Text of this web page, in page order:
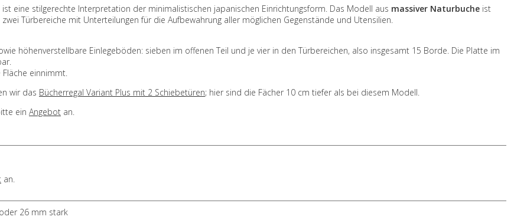
ist eine stilgerechte Interpretation der minimalistischen japanischen Einrichtungsform. Das Modell aus massiver Naturbuche ist
Türbereiche mit Unterteilungen für die Aufbewahrung aller möglichen Gegenstände und Utensilien.
höhenverstellbare Einlegeböden: sieben im offenen Teil und je vier in den Türbereichen, also insgesamt 15 Borde. Die Platte im
einnimmt.
wir das Bücherregal Variant Plus mit 2 Schiebetüren; hier sind die Fächer 10 cm tiefer als bei diesem Modell.
ein Angebot an.
an.
26 mm stark